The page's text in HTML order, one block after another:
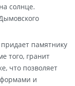
солнце.
памятнику
того, гранит
что позволяет
и